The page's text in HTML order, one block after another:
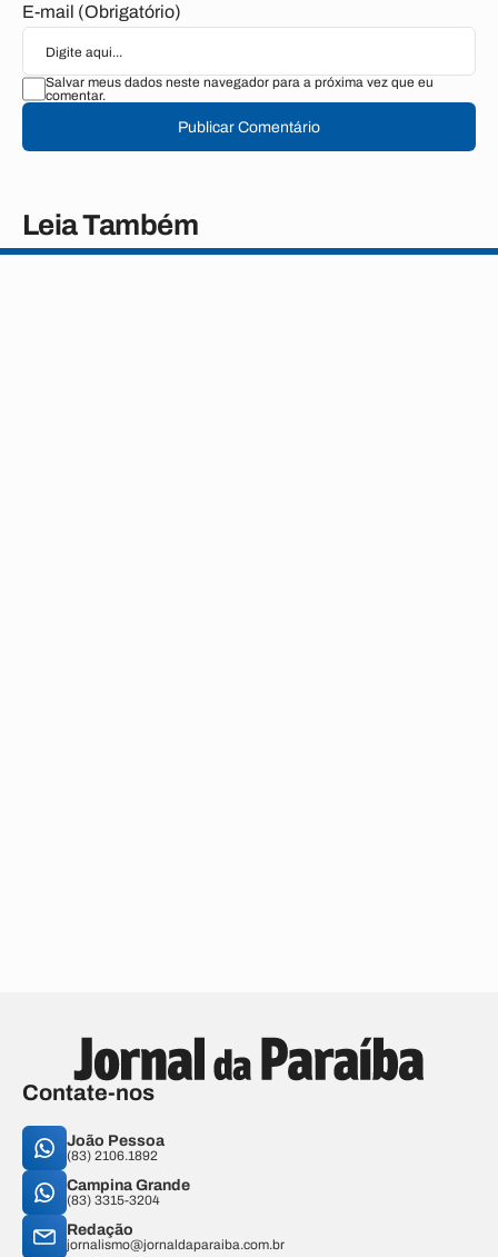
E-mail (Obrigatório)
Salvar meus dados neste navegador para a próxima vez que eu
comentar.
Publicar Comentário
Leia Também
Contate-nos
João Pessoa
(83) 2106.1892
Campina Grande
(83) 3315-3204
Redação
jornalismo@jornaldaparaiba.com.br